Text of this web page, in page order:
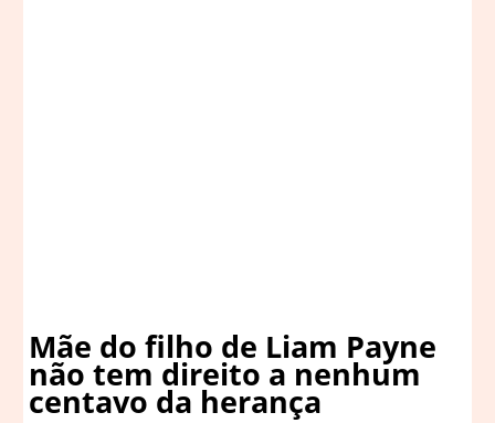
Mãe do filho de Liam Payne
não tem direito a nenhum
centavo da herança